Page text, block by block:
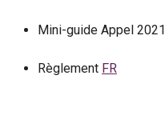
Mini-guide Appel 2021
Règlement FR